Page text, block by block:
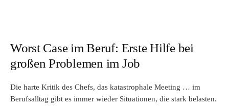
Worst Case im Beruf: Erste Hilfe bei
großen Problemen im Job
Die harte Kritik des Chefs, das katastrophale Meeting … im
Berufsalltag gibt es immer wieder Situationen, die stark belasten.